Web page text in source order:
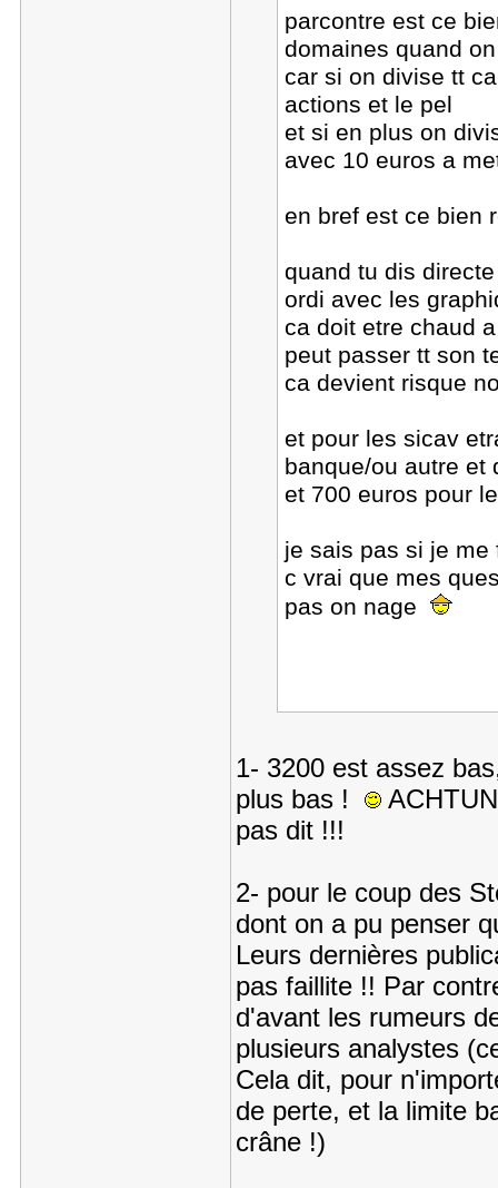
parcontre est ce
domaines quand
car si on divise tt
actions et le pel
et si en plus on
avec 10 euros a
en bref est ce bien
quand tu dis
ordi avec les
ca doit etre chaud
peut passer tt son
ca devient risque
et pour les sicav
banque/ou autre
et 700 euros pour
je sais pas si je
c vrai que mes
pas on nage
1- 3200 est assez
plus bas !
pas dit !!!
2- pour le coup des
dont on a pu penser
Leurs dernières
pas faillite !! Par
d'avant les rumeurs
plusieurs analystes
Cela dit, pour
de perte, et la limite
crâne !)